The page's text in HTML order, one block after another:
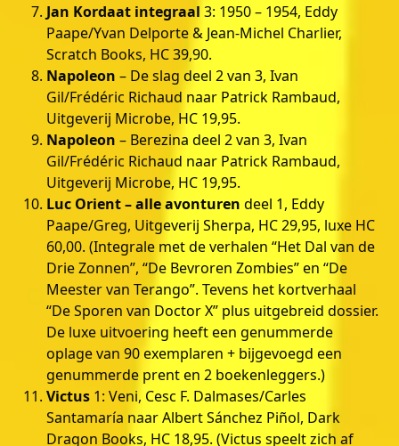
Jan Kordaat integraal 3: 1950 – 1954, Eddy
Paape/Yvan Delporte & Jean-Michel Charlier,
Scratch Books, HC 39,90.
Napoleon – De slag deel 2 van 3, Ivan
Gil/Frédéric Richaud naar Patrick Rambaud,
Uitgeverij Microbe, HC 19,95.
Napoleon – Berezina deel 2 van 3, Ivan
Gil/Frédéric Richaud naar Patrick Rambaud,
Uitgeverij Microbe, HC 19,95.
Luc Orient – alle avonturen deel 1, Eddy
Paape/Greg, Uitgeverij Sherpa, HC 29,95, luxe HC
60,00. (Integrale met de verhalen “Het Dal van de
Drie Zonnen”, “De Bevroren Zombies” en “De
Meester van Terango”. Tevens het kortverhaal
“De Sporen van Doctor X” plus uitgebreid dossier.
De luxe uitvoering heeft een genummerde
oplage van 90 exemplaren + bijgevoegd een
genummerde prent en 2 boekenleggers.)
Victus 1: Veni, Cesc F. Dalmases/Carles
Santamaría naar Albert Sánchez Piñol, Dark
Dragon Books, HC 18,95. (Victus speelt zich af